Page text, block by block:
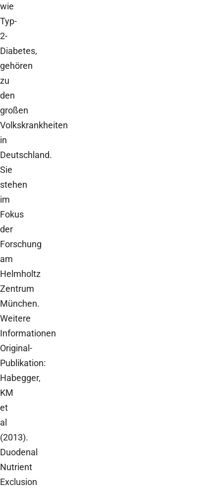
wie
Typ-
2-
Diabetes,
gehören
zu
den
großen
Volkskrankheiten
in
Deutschland.
Sie
stehen
im
Fokus
der
Forschung
am
Helmholtz
Zentrum
München.
Weitere
Informationen
Original-
Publikation:
Habegger,
KM
et
al
(2013).
Duodenal
Nutrient
Exclusion